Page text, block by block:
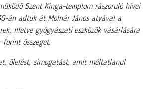
Szent Kinga-templom rászoruló hívei
án adtuk át Molnár János atyával a
illetve gyógyászati eszközök vásárlására
forint összeget.
ölelést, simogatást, amit méltatlanul